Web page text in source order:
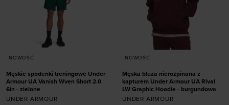
NOWOŚĆ
Męskie spodenki treningowe Under
Armour UA Vanish Wven Short 2.0
6in - zielone
UNDER ARMOUR
NOWOŚĆ
Męska bluza nierozpinana z
kapturem Under Armour UA Rival
LW Graphic Hoodie - burgundowa
UNDER ARMOUR